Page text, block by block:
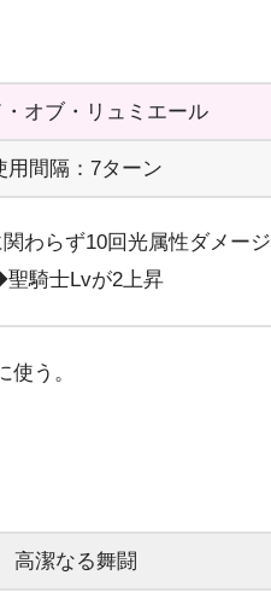
・オブ・リュミエール
用間隔：7ターン
わらず10回光属性ダメージ
騎士Lvが2上昇
う。
高潔なる舞闘